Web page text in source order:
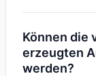
Können die
erzeugten
werden?